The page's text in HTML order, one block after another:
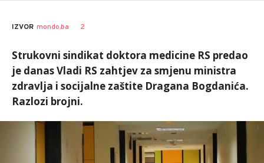
AUTOR Božić
IZVOR mondo.ba 2
Strukovni sindikat doktora medicine RS predao
je danas Vladi RS zahtjev za smjenu ministra
zdravlja i socijalne zaštite Dragana Bogdanića.
Razlozi brojni.